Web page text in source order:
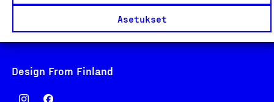
Asetukset
Avainlippu
Design From Finland